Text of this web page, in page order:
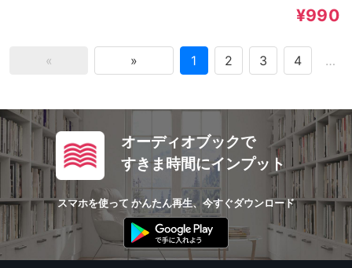
¥990
« » 1 2 3 4 …
オーディオブックで
すきま時間にインプット
スマホを使って かんたん再生、今すぐダウンロード